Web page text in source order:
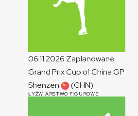
06.11.2026 Zaplanowane
Grand Prix Cup of ChinaGP
Shenzen
(CHN)
ŁYŻWIARSTWO FIGUROWE